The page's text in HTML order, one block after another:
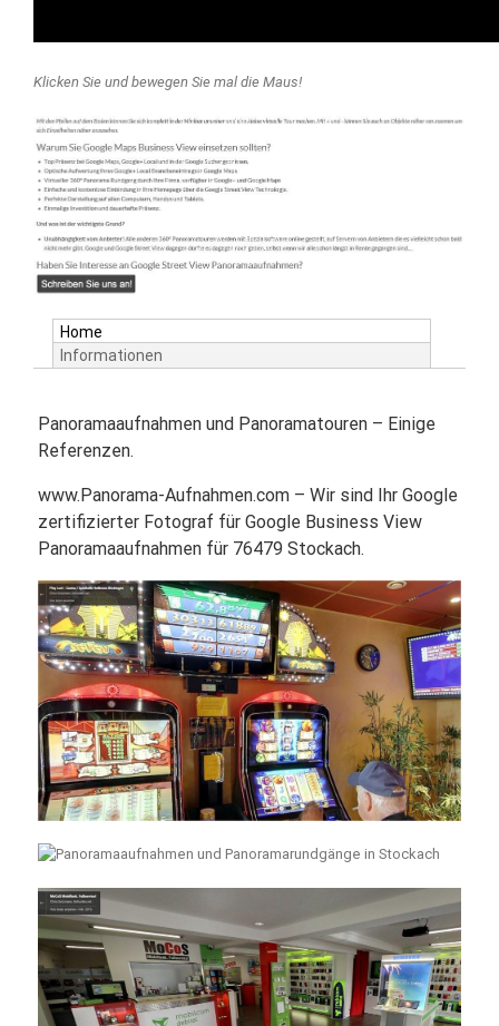
Klicken Sie und bewegen Sie mal die Maus!
Home
Informationen
Panoramaaufnahmen und Panoramatouren – Einige
Referenzen.
www.Panorama-Aufnahmen.com – Wir sind Ihr Google
zertifizierter Fotograf für Google Business View
Panoramaaufnahmen für 76479 Stockach.